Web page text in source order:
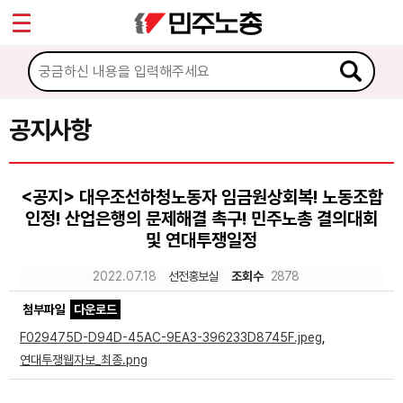
공지사항
<공지> 대우조선하청노동자 임금원상회복! 노동조합
인정! 산업은행의 문제해결 촉구! 민주노총 결의대회
및 연대투쟁일정
2022.07.18 선전홍보실 조회수 2878
첨부파일
다운로드
F029475D-D94D-45AC-9EA3-396233D8745F.jpeg
연대투쟁웹자보_최종.png
마이페이지
소개
소식
공지사항
성명·보도
노동상담
자료
Sketchbook5, 스케치북5
Sketchbook5, 스케치북5